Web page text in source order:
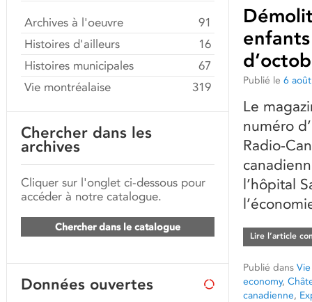
Publié le 6
Le
numéro
Radio-
l’hôpital
Lire l’article
Publié dans
economy,
canadienne,
Archives à l'oeuvre
91
Histoires d'ailleurs
16
Histoires municipales
67
Vie montréalaise
319
Chercher dans les
archives
Cliquer sur l'onglet ci-dessous pour
accéder à notre catalogue.
Chercher dans le catalogue
Données ouvertes